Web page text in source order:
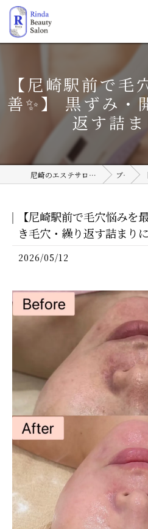
【尼崎駅前で毛
善✨】 黒ずみ・
返す詰ま
尼崎のエステサロンならRinda Beauty Salon ブログ
【尼崎駅前で毛穴悩みを
き毛穴・繰り返す詰まりに
2026/05/12